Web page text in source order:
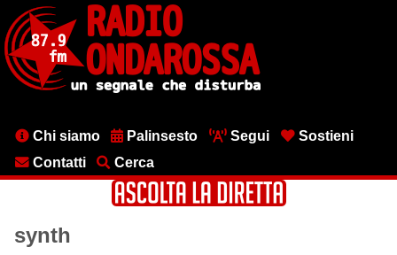
contenuto
principale
MenuChi siamo Palinsesto Segui
Sostieni
Contatti
Cerca
synth